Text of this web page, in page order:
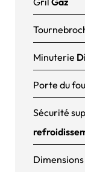
Minuterie
Porte du
Sécurité
Dimensions